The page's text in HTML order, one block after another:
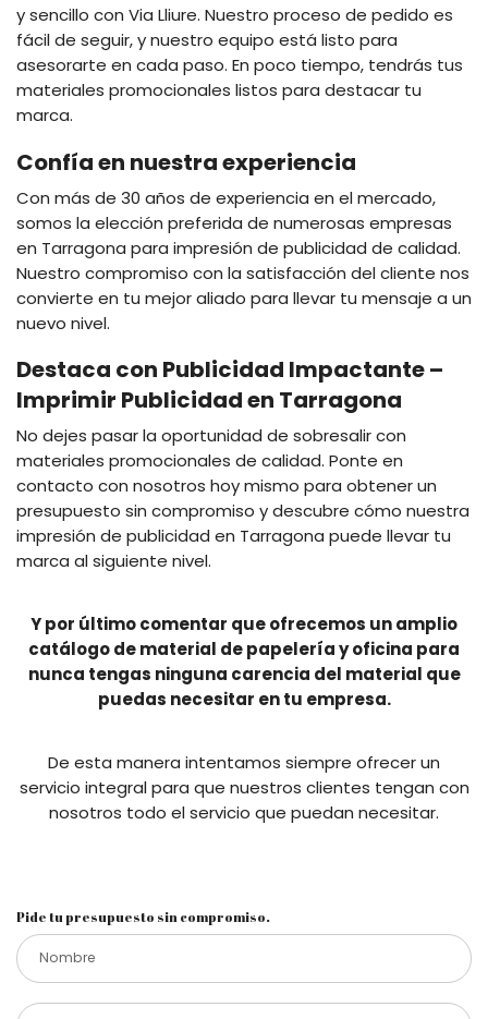
y sencillo con Via Lliure. Nuestro proceso de pedido es
fácil de seguir, y nuestro equipo está listo para
asesorarte en cada paso. En poco tiempo, tendrás tus
materiales promocionales listos para destacar tu
marca.
Confía en nuestra experiencia
Con más de 30 años de experiencia en el mercado,
somos la elección preferida de numerosas empresas
en Tarragona para impresión de publicidad de calidad.
Nuestro compromiso con la satisfacción del cliente nos
convierte en tu mejor aliado para llevar tu mensaje a un
nuevo nivel.
Destaca con Publicidad Impactante –
Imprimir Publicidad en Tarragona
No dejes pasar la oportunidad de sobresalir con
materiales promocionales de calidad. Ponte en
contacto con nosotros hoy mismo para obtener un
presupuesto sin compromiso y descubre cómo nuestra
impresión de publicidad en Tarragona puede llevar tu
marca al siguiente nivel.
Y por último comentar que ofrecemos un amplio
catálogo de material de papelería y oficina para
nunca tengas ninguna carencia del material que
puedas necesitar en tu empresa.
De esta manera intentamos siempre ofrecer un
servicio integral para que nuestros clientes tengan con
nosotros todo el servicio que puedan necesitar.
Pide tu presupuesto sin compromiso.